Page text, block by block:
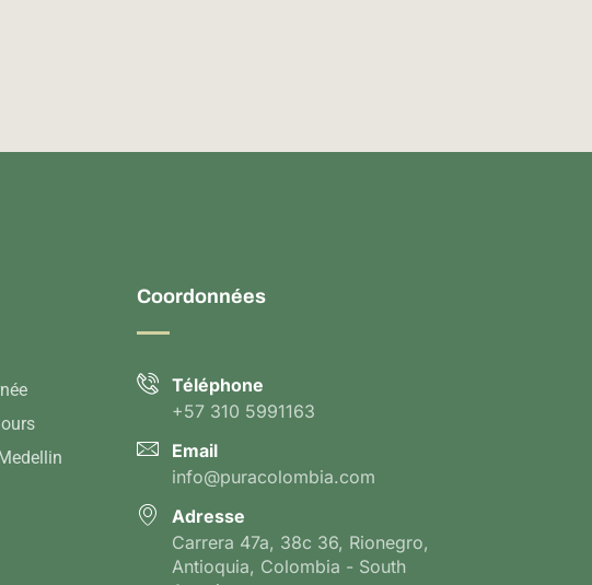
Coordonnées
Téléphone
+57 310 5991163
Email
info@puracolombia.com
Adresse
Carrera 47a, 38c 36, Rionegro,
Antioquia, Colombia - South